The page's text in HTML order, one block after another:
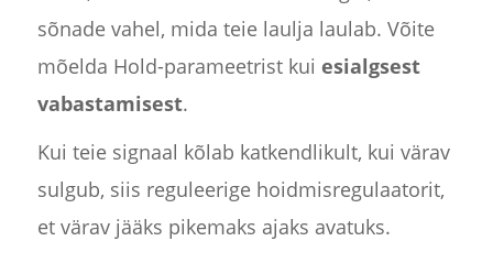
sõnade vahel, mida teie laulja laulab. Võite
mõelda Hold-parameetrist kui esialgsest
vabastamisest.
Kui teie signaal kõlab katkendlikult, kui värav
sulgub, siis reguleerige hoidmisregulaatorit,
et värav jääks pikemaks ajaks avatuks.